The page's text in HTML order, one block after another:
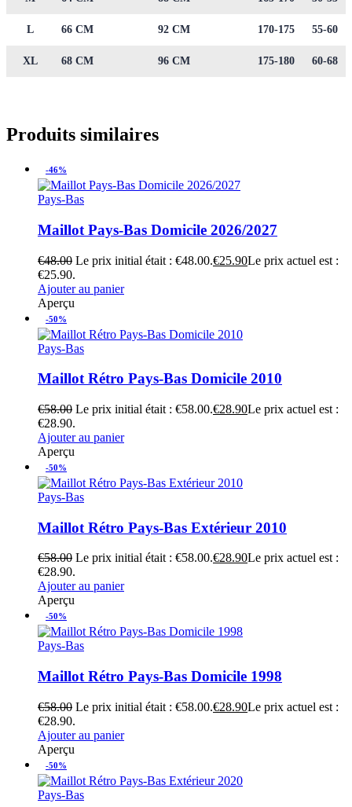
L 66 CM 92 CM 170-175 55-60
XL 68 CM 96 CM 175-180 60-68
Produits similaires
-46%
Pays-Bas
Maillot Pays-Bas Domicile 2026/2027
€48.00 Le prix initial était : €48.00.€25.90Le prix actuel est :
€25.90.
Ajouter au panier
Aperçu
-50%
Pays-Bas
Maillot Rétro Pays-Bas Domicile 2010
€58.00 Le prix initial était : €58.00.€28.90Le prix actuel est :
€28.90.
Ajouter au panier
Aperçu
-50%
Pays-Bas
Maillot Rétro Pays-Bas Extérieur 2010
€58.00 Le prix initial était : €58.00.€28.90Le prix actuel est :
€28.90.
Ajouter au panier
Aperçu
-50%
Pays-Bas
Maillot Rétro Pays-Bas Domicile 1998
€58.00 Le prix initial était : €58.00.€28.90Le prix actuel est :
€28.90.
Ajouter au panier
Aperçu
-50%
Pays-Bas